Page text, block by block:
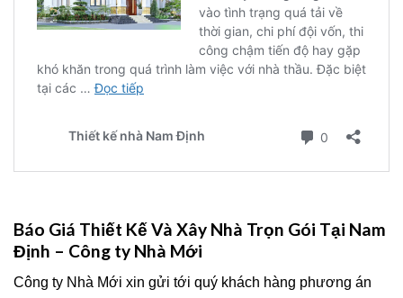
Báo Giá Thiết Kế Và Xây Nhà Trọn Gói Tại Nam
Định – Công ty Nhà Mới
Công ty Nhà Mới xin gửi tới quý khách hàng phương án